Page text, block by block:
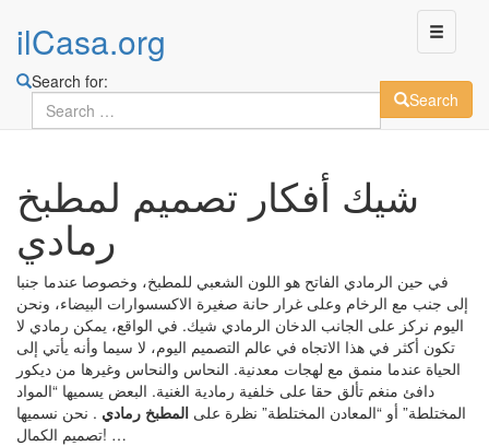
ilCasa.org
Search for:
Search
main
content
شيك أفكار تصميم لمطبخ
رمادي
في حين الرمادي الفاتح هو اللون الشعبي للمطبخ، وخصوصا عندما جنبا
إلى جنب مع الرخام وعلى غرار حانة صغيرة الاكسسوارات البيضاء، ونحن
اليوم نركز على الجانب الدخان الرمادي شيك. في الواقع، يمكن رمادي لا
تكون أكثر في هذا الاتجاه في عالم التصميم اليوم، لا سيما وأنه يأتي إلى
الحياة عندما منمق مع لهجات معدنية. النحاس والنحاس وغيرها من ديكور
دافئ منغم تألق حقا على خلفية رمادية الغنية. البعض يسميها “المواد
المختلطة” أو “المعادن المختلطة” نظرة على المطبخ رمادي . نحن نسميها
تصميم الكمال! …